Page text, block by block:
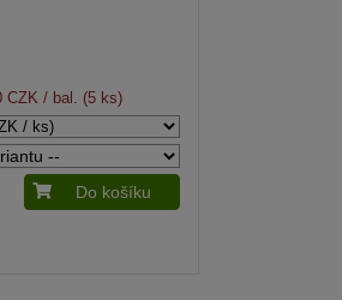
CZK / bal. (5 ks)
Do košíku